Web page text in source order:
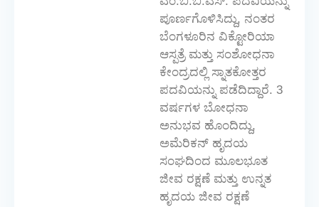
ಪೂರ್ಣಗೊಳಿಸಿದ್ದು, ನಂತರ
ಬೆಂಗಳೂರಿನ ವಿಕ್ಟೋರಿಯಾ
ಆಸ್ಪತ್ರೆ ಮತ್ತು ಸಂಶೋಧನಾ
ಕೇಂದ್ರದಲ್ಲಿ ಸ್ನಾತಕೋತ್ತರ
ಪದವಿಯನ್ನು ಪಡೆದಿದ್ದಾರೆ. 3
ವರ್ಷಗಳ ಬೋಧನಾ
ಅನುಭವ ಹೊಂದಿದ್ದು,
ಅಮೆರಿಕನ್ ಹೃದಯ
ಸಂಘದಿಂದ ಮೂಲಭೂತ
ಜೀವ ರಕ್ಷಣೆ ಮತ್ತು ಉನ್ನತ
ಹೃದಯ ಜೀವ ರಕ್ಷಣೆ